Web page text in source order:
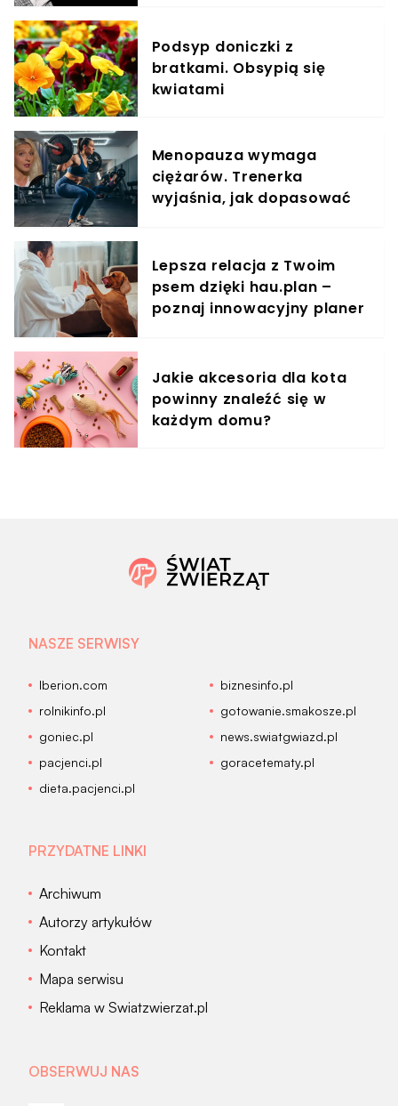
Podsyp doniczki z
bratkami. Obsypią się
kwiatami
Menopauza wymaga
ciężarów. Trenerka
wyjaśnia, jak dopasować
Lepsza relacja z Twoim
psem dzięki hau.plan –
poznaj innowacyjny planer
Jakie akcesoria dla kota
powinny znaleźć się w
każdym domu?
NASZE SERWISY
Iberion.com
biznesinfo.pl
rolnikinfo.pl
gotowanie.smakosze.pl
goniec.pl
news.swiatgwiazd.pl
pacjenci.pl
goracetematy.pl
dieta.pacjenci.pl
PRZYDATNE LINKI
Archiwum
Autorzy artykułów
Kontakt
Mapa serwisu
Reklama w Swiatzwierzat.pl
OBSERWUJ NAS